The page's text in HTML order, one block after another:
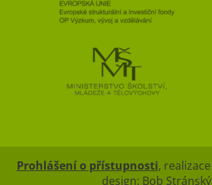
Prohlášení o přístupnosti,
design: Bob Stránský